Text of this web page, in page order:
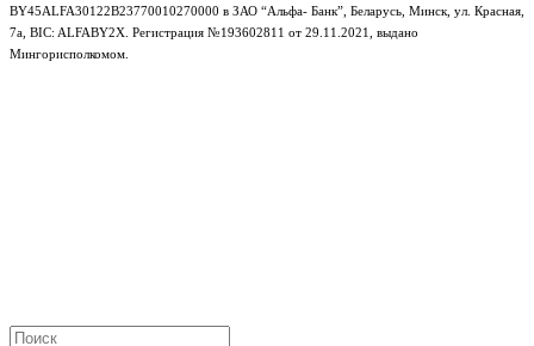
BY45ALFA30122B23770010270000 в ЗАО “Альфа- Банк”, Беларусь, Минск, ул. Красная,
7а, BIC: ALFABY2X. Регистрация №193602811 от 29.11.2021, выдано
Мингорисполкомом.